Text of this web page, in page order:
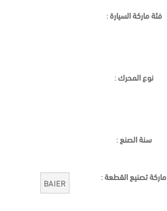
فئة ماركة السيارة:
نوع المحرك:
سنة الصنع:
ماركة تصنيع القطعة:
BAIER